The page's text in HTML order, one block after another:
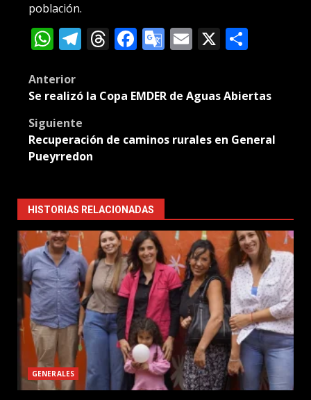
población.
WhatsApp
Telegram
Threads
Facebook
Google
Email
X
Post
navigation
Anterior
Se realizó la Copa EMDER de Aguas Abiertas
Siguiente
Recuperación de caminos rurales en General
Pueyrredon
HISTORIAS RELACIONADAS
GENERALES